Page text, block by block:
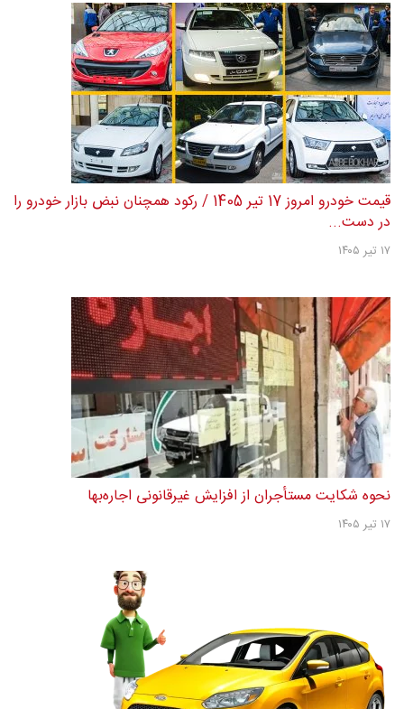
قیمت خودرو امروز 17 تیر 1405 / رکود همچنان نبض بازار خودرو را
در دست...
۱۷ تیر ۱۴۰۵
نحوه شکایت مستأجران از افزایش غیرقانونی اجاره‌بها
۱۷ تیر ۱۴۰۵